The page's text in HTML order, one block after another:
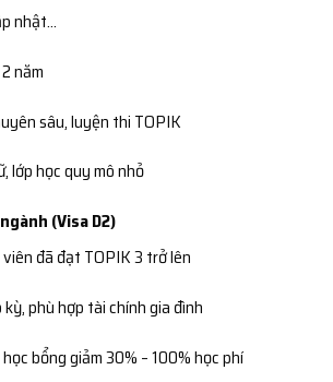
nhật…
năm
sâu, luyện thi TOPIK
lớp học quy mô nhỏ
(Visa D2)
đã đạt TOPIK 3 trở lên
phù hợp tài chính gia đình
bổng giảm 30% – 100% học phí